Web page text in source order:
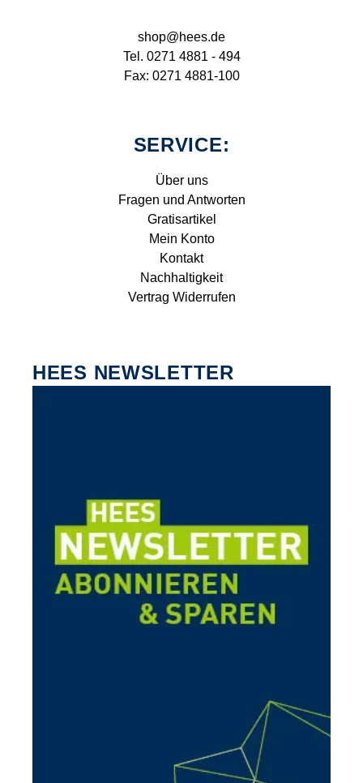
shop@hees.de
Tel. 0271 4881 - 494
Fax: 0271 4881-100
SERVICE:
Über uns
Fragen und Antworten
Gratisartikel
Mein Konto
Kontakt
Nachhaltigkeit
Vertrag Widerrufen
HEES NEWSLETTER